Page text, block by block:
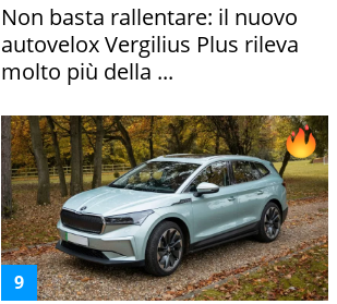
Non basta rallentare: il nuovo
autovelox Vergilius Plus rileva
molto più della ...